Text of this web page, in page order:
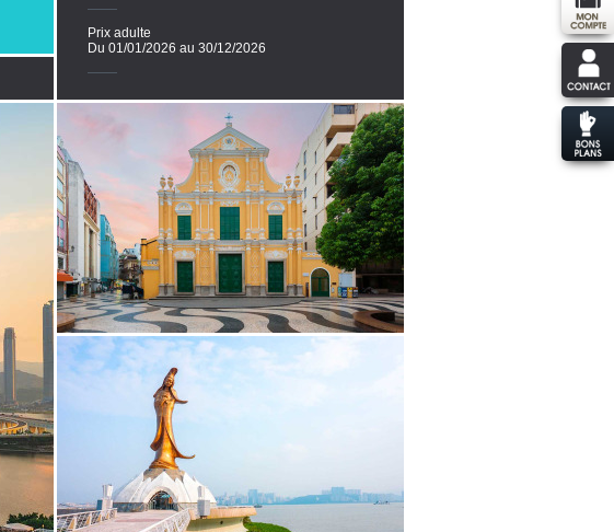
Prix adulte
Du 01/01/2026 au 30/12/2026